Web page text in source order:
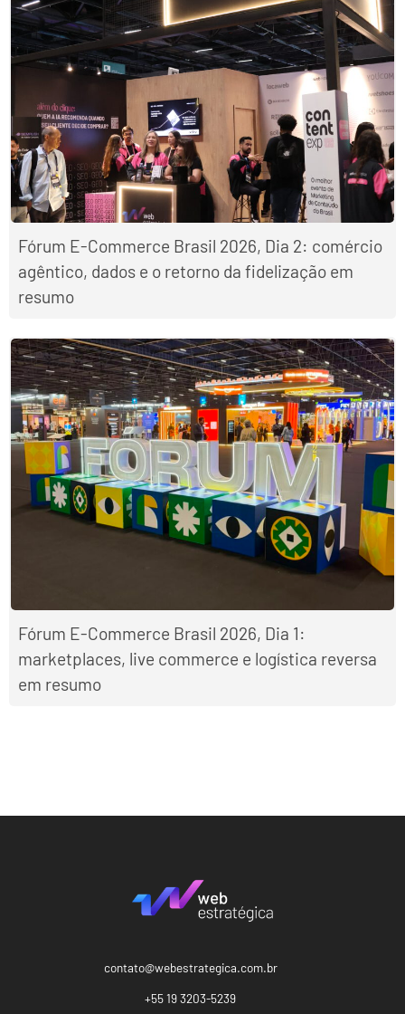
Fórum E-Commerce Brasil 2026, Dia 2: comércio
agêntico, dados e o retorno da fidelização em
resumo
Fórum E-Commerce Brasil 2026, Dia 1:
marketplaces, live commerce e logística reversa
em resumo
contato@webestrategica.com.br
+55 19 3203-5239